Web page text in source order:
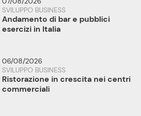
SVILUPPO BUSINESS
Andamento di bar e pubblici
esercizi in Italia
06/08/2026
SVILUPPO BUSINESS
Ristorazione in crescita nei centri
commerciali